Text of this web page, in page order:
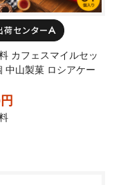
カフェスマイルセッ
中山製菓 ロシアケー